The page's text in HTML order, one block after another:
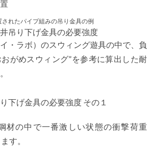
されたパイプ組みの吊り金具の例
吊り下げ金具の必要強度
・ラボ）のスウィング遊具の中で、負
がめスウィング”を参考に算出した耐
材の中で一番激しい状態の衝撃荷重
す。